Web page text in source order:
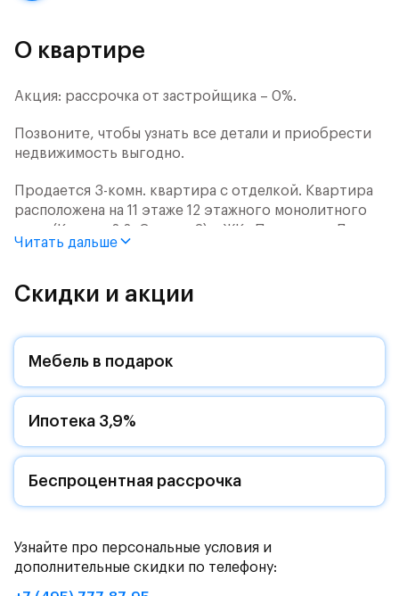
О квартире
Акция: рассрочка от застройщика – 0%.
Позвоните, чтобы узнать все детали и приобрести
недвижимость выгодно.
Продается 3-комн. квартира с отделкой. Квартира
расположена на 11 этаже 12 этажного монолитного
дома (Корпус 2.2, Секция 3) в ЖК «Пятницкие Луга»
от группы «Самолет».
Цена указана с учетом готовой отделки и кухни.
Солнечногорск, рядом с Захаринской поймой и
Митинским лесопарком.
Путь до МКАД на автомобиле займет - 15 минут по
Пятницкому шоссе: специально для жителей будет
обустроен собственный выезд на новую магистраль.
Дорога до метро «Пятницкое шоссе» займет 12
минут на автомобиле или полчаса на автобусе -
рядом с жилым комплексом есть остановки
Комфортные монолитные дома высотой 11-12 этажей
с закрытыми дворами.
Читать дальше
Скидки и акции
Мебель в подарок
Ипотека 3,9%
Беспроцентная рассрочка
Узнайте про персональные условия и
дополнительные скидки по телефону: